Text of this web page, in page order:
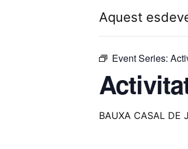
Aquest
Event Series:
BAUXA CASAL DE